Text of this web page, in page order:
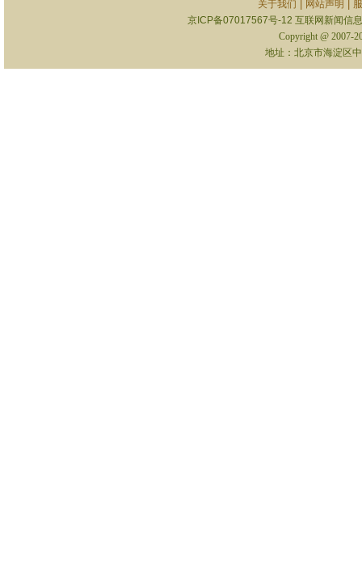
关于我们 网站声明
京ICP备07017567号-12 互联网新闻信
Copyright @ 2007-
地址：北京市海淀区